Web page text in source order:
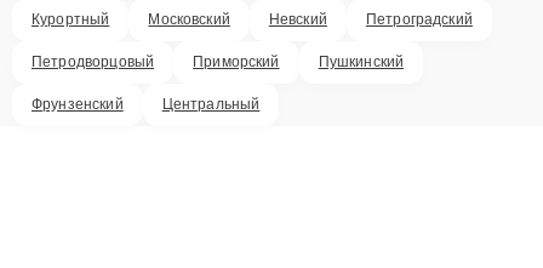
Курортный Московский Невский Петроградский
Петродворцовый Приморский Пушкинский
Фрунзенский Центральный